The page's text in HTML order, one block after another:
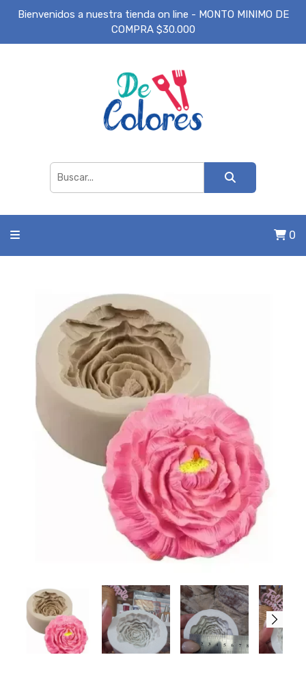
Bienvenidos a nuestra tienda on line - MONTO MINIMO DE
COMPRA $30.000
0